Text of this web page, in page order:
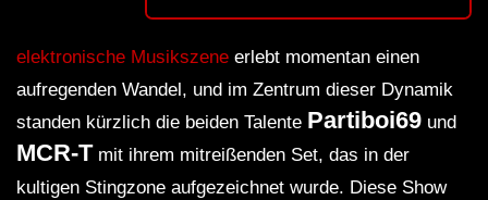
elektronische Musikszene erlebt momentan einen
aufregenden Wandel, und im Zentrum dieser Dynamik
standen kürzlich die beiden Talente Partiboi69 und
MCR-T mit ihrem mitreißenden Set, das in der
kultigen Stingzone aufgezeichnet wurde. Diese Show